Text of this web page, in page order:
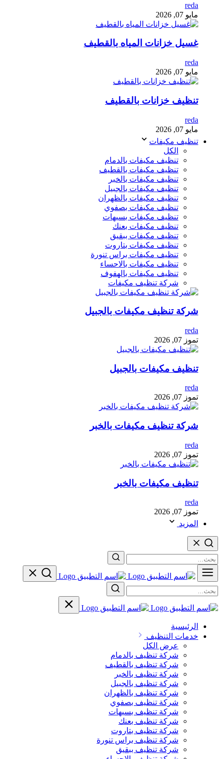
reda
مايو 07, 2026
غسيل خزانات المياه بالقطيف
reda
مايو 07, 2026
تنظيف خزانات بالقطيف
reda
مايو 07, 2026
تنظيف مكيفات
الكل
تنظيف مكيفات بالدمام
تنظيف مكيفات بالقطيف
تنظيف مكيفات بالخبر
تنظيف مكيفات بالجبيل
تنظيف مكيفات بالظهران
تنظيف مكيفات بصفوي
تنظيف مكيفات بسيهات
تنظيف مكيفات بعنك
تنظيف مكيفات ببقيق
تنظيف مكيفات بتاروت
تنظيف مكيفات براس تنورة
تنظيف مكيفات بالاحساء
تنظيف مكيفات بالهفوف
شركة تنظيف مكيفات
شركة تنظيف مكيفات بالجبيل
reda
تموز 07, 2026
تنظيف مكيفات بالجبيل
reda
تموز 07, 2026
شركة تنظيف مكيفات بالخبر
reda
تموز 07, 2026
تنظيف مكيفات بالخبر
reda
تموز 07, 2026
المزيد
الرئيسية
خدمات التنظيف
عرض الكل
شركة تنظيف بالدمام
شركة تنظيف بالقطيف
شركة تنظيف بالخبر
شركة تنظيف بالجبيل
شركة تنظيف بالظهران
شركة تنظيف بصفوي
شركة تنظيف بسيهات
شركة تنظيف بعنك
شركة تنظيف بتاروت
شركة تنظيف براس تنورة
شركة تنظيف ببقيق